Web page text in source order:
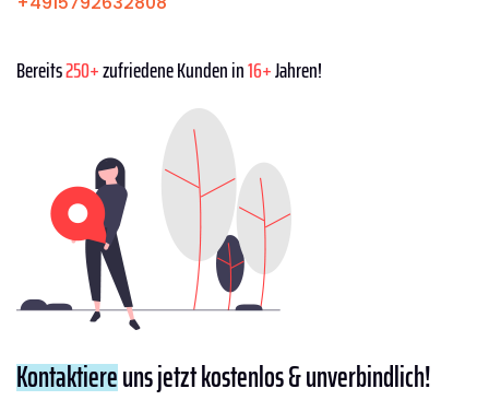
Bereits250+zufriedene Kunden in16+Jahren!
Kontaktiereuns jetzt kostenlos & unverbindlich!